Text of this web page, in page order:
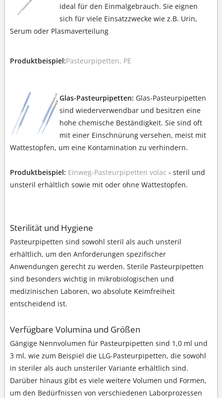
ideal für den Einmalgebrauch. Sie eignen
sich für viele Einsatzzwecke wie z.B. Urin,
Serum oder Plasmaverteilung
Produktbeispiel:Pasteurpipetten, PE
Glas-Pasteurpipetten: Glas-Pasteurpipetten
sind wiederverwendbar und besitzen eine
hohe chemische Beständigkeit. Sie sind oft
mit einer Einschnürung versehen, meist mit
Wattestopfen, um eine Kontamination zu verhindern.
Produktbeispiel: Einweg-Pasteurpipetten volac - steril und
unsteril erhältlich sowie mit oder ohne Wattestopfen.
Sterilität und Hygiene
Pasteurpipetten sind sowohl steril als auch unsteril
erhältlich, um den Anforderungen spezifischer
Anwendungen gerecht zu werden. Sterile Pasteurpipetten
sind besonders wichtig in mikrobiologischen und
medizinischen Laboren, wo absolute Keimfreiheit
entscheidend ist.
Verfügbare Volumina und Größen
Gängige Nennvolumen für Pasteurpipetten sind 1,0 ml und
3 ml, wie zum Beispiel die LLG-Pasteurpipetten, die sowohl
in steriler als auch unsteriler Variante erhältlich sind.
Darüber hinaus gibt es viele weitere Volumen und Formen,
um den Bedürfnissen von verschiedenen Laborprozessen